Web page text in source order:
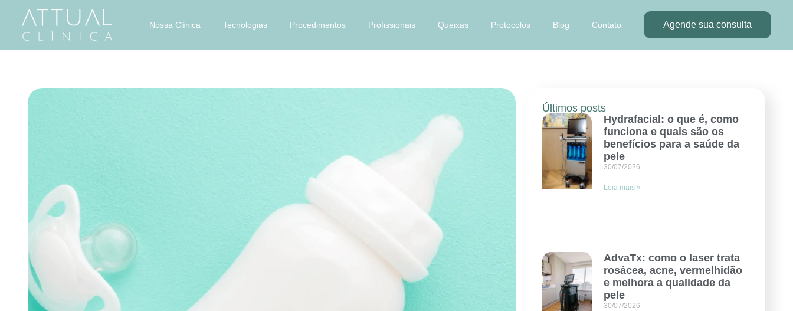
Nossa Clínica Tecnologias Procedimentos Profissionais Queixas Protocolos Blog Contato Agende sua consulta
Últimos posts
Hydrafacial: o que é, como
funciona e quais são os
benefícios para a saúde da
pele
30/07/2026
Leia mais »
AdvaTx: como o laser trata
rosácea, acne, vermelhidão
e melhora a qualidade da
pele
30/07/2026